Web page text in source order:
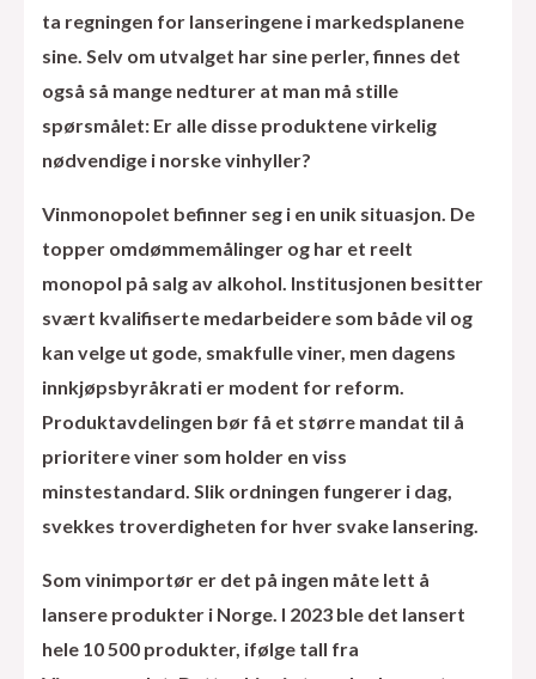
ta regningen for lanseringene i markedsplanene
sine. Selv om utvalget har sine perler, finnes det
også så mange nedturer at man må stille
spørsmålet: Er alle disse produktene virkelig
nødvendige i norske vinhyller?
Vinmonopolet befinner seg i en unik situasjon. De
topper omdømmemålinger og har et reelt
monopol på salg av alkohol. Institusjonen besitter
svært kvalifiserte medarbeidere som både vil og
kan velge ut gode, smakfulle viner, men dagens
innkjøpsbyråkrati er modent for reform.
Produktavdelingen bør få et større mandat til å
prioritere viner som holder en viss
minstestandard. Slik ordningen fungerer i dag,
svekkes troverdigheten for hver svake lansering.
Som vinimportør er det på ingen måte lett å
lansere produkter i Norge. I 2023 ble det lansert
hele 10 500 produkter, ifølge tall fra